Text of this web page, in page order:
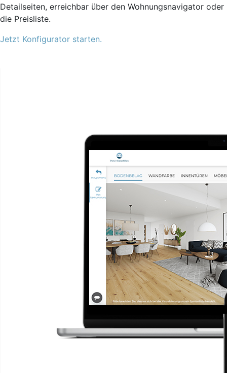
Detailseiten, erreichbar über den Wohnungsnavigator oder
die Preisliste.
Jetzt Konfigurator starten.